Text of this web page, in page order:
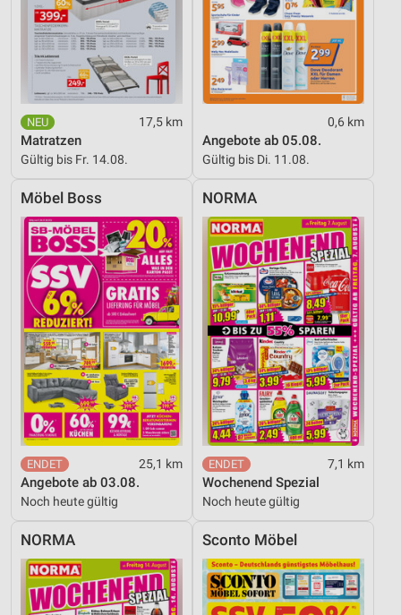
17,5 km
Matratzen
Gültig bis Fr. 14.08.
0,6 km
Angebote ab 05.08.
Gültig bis Di. 11.08.
Möbel Boss
25,1 km
Angebote ab 03.08.
Noch heute gültig
NORMA
7,1 km
Wochenend Spezial
Noch heute gültig
NORMA Sconto Möbel